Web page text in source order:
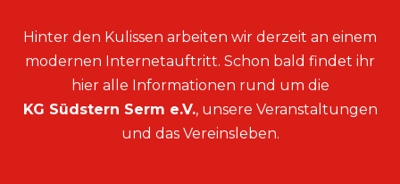
Hinter den Kulissen arbeiten wir derzeit an einem
modernen Internetauftritt. Schon bald findet ihr
hier alle Informationen rund um die
KG Südstern Serm e.V., unsere Veranstaltungen
und das Vereinsleben.